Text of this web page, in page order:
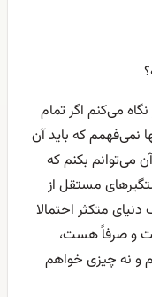
می‌کنم اگر تمام
نمی‌فهمم که باید آن
می‌توانم بکنم که
مستقل از
متکثر احتمالا
و صرفاً هست،
و نه چیزی خواهم